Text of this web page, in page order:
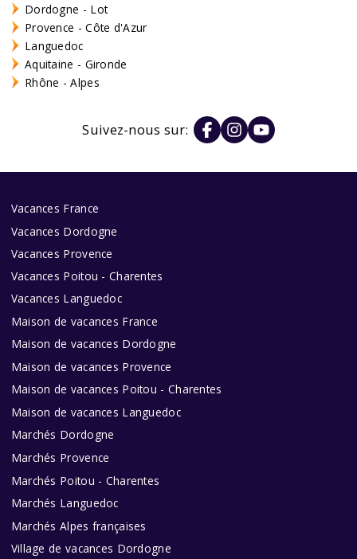
Dordogne - Lot
Provence - Côte d'Azur
Languedoc
Aquitaine - Gironde
Rhône - Alpes
Suivez-nous sur:
Vacances France
Vacances Dordogne
Vacances Provence
Vacances Poitou - Charentes
Vacances Languedoc
Maison de vacances France
Maison de vacances Dordogne
Maison de vacances Provence
Maison de vacances Poitou - Charentes
Maison de vacances Languedoc
Marchés Dordogne
Marchés Provence
Marchés Poitou - Charentes
Marchés Languedoc
Marchés Alpes françaises
Village de vacances Dordogne